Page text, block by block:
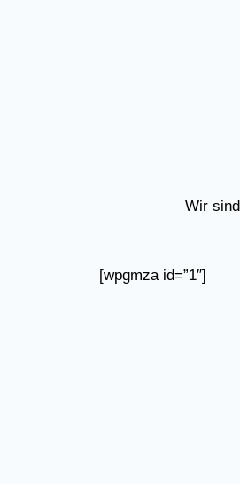
Wir
[wpgmza id=”1″]